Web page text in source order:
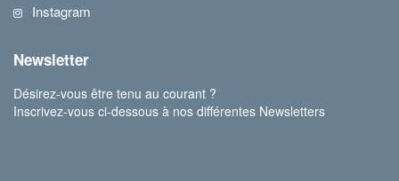
Instagram
Newsletter
Désirez-vous être tenu au courant ?
Inscrivez-vous ci-dessous à nos différentes Newsletters